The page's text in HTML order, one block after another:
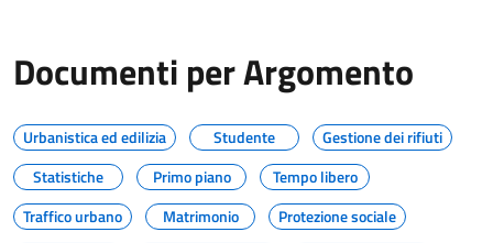
Documenti per Argomento
Urbanistica ed edilizia Studente
Gestione dei rifiuti
Statistiche
Primo piano
Tempo libero
Traffico urbano
Matrimonio
Protezione sociale